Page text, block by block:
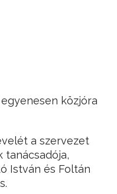
közjóra
a szervezet
tanácsadója,
István és Foltán